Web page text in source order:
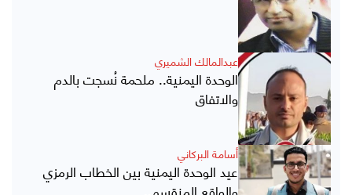
عبدالمالك الشميري
الوحدة اليمنية.. ملحمة نُسجت بالدم
والاتفاق
أسامة البركاني
عيد الوحدة اليمنية بين الخطاب الرمزي